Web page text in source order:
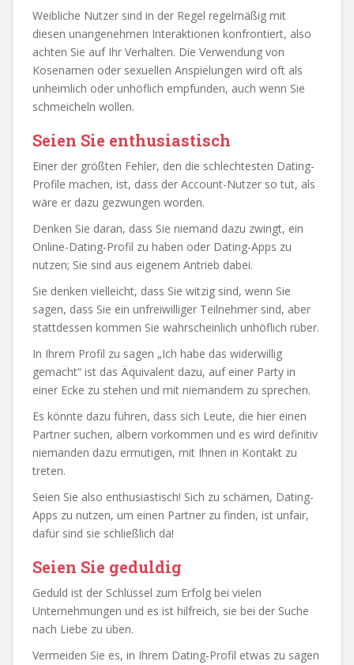
Weibliche Nutzer sind in der Regel regelmäßig mit
diesen unangenehmen Interaktionen konfrontiert, also
achten Sie auf Ihr Verhalten. Die Verwendung von
Kosenamen oder sexuellen Anspielungen wird oft als
unheimlich oder unhöflich empfunden, auch wenn Sie
schmeicheln wollen.
Seien Sie enthusiastisch
Einer der größten Fehler, den die schlechtesten Dating-
Profile machen, ist, dass der Account-Nutzer so tut, als
wäre er dazu gezwungen worden.
Denken Sie daran, dass Sie niemand dazu zwingt, ein
Online-Dating-Profil zu haben oder Dating-Apps zu
nutzen; Sie sind aus eigenem Antrieb dabei.
Sie denken vielleicht, dass Sie witzig sind, wenn Sie
sagen, dass Sie ein unfreiwilliger Teilnehmer sind, aber
stattdessen kommen Sie wahrscheinlich unhöflich rüber.
In Ihrem Profil zu sagen „Ich habe das widerwillig
gemacht“ ist das Äquivalent dazu, auf einer Party in
einer Ecke zu stehen und mit niemandem zu sprechen.
Es könnte dazu führen, dass sich Leute, die hier einen
Partner suchen, albern vorkommen und es wird definitiv
niemanden dazu ermutigen, mit Ihnen in Kontakt zu
treten.
Seien Sie also enthusiastisch! Sich zu schämen, Dating-
Apps zu nutzen, um einen Partner zu finden, ist unfair,
dafür sind sie schließlich da!
Seien Sie geduldig
Geduld ist der Schlüssel zum Erfolg bei vielen
Unternehmungen und es ist hilfreich, sie bei der Suche
nach Liebe zu üben.
Vermeiden Sie es, in Ihrem Dating-Profil etwas zu sagen